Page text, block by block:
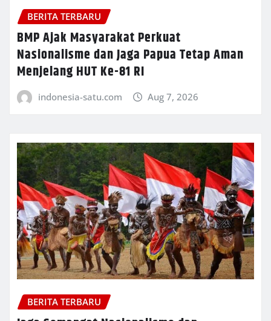
BERITA TERBARU
BMP Ajak Masyarakat Perkuat
Nasionalisme dan Jaga Papua Tetap Aman
Menjelang HUT Ke-81 RI
indonesia-satu.com Aug 7, 2026
BERITA TERBARU